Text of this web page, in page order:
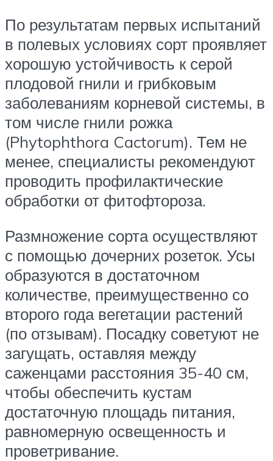
По результатам первых испытаний
в полевых условиях сорт проявляет
хорошую устойчивость к серой
плодовой гнили и грибковым
заболеваниям корневой системы, в
том числе гнили рожка
(Phytophthora Cactorum). Тем не
менее, специалисты рекомендуют
проводить профилактические
обработки от фитофтороза.
Размножение сорта осуществляют
с помощью дочерних розеток. Усы
образуются в достаточном
количестве, преимущественно со
второго года вегетации растений
(по отзывам). Посадку советуют не
загущать, оставляя между
саженцами расстояния 35-40 см,
чтобы обеспечить кустам
достаточную площадь питания,
равномерную освещенность и
проветривание.